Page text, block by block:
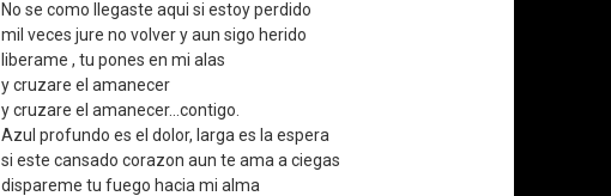
No se como llegaste aqui si estoy perdido
mil veces jure no volver y aun sigo herido
liberame , tu pones en mi alas
y cruzare el amanecer
y cruzare el amanecer...contigo.
Azul profundo es el dolor, larga es la espera
si este cansado corazon aun te ama a ciegas
dispareme tu fuego hacia mi alma